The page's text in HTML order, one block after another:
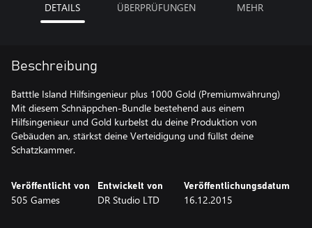
DETAILS ÜBERPRÜFUNGEN MEHR
Beschreibung
Batttle Island Hilfsingenieur plus 1000 Gold (Premiumwährung)
Mit diesem Schnäppchen-Bundle bestehend aus einem
Hilfsingenieur und Gold kurbelst du deine Produktion von
Gebäuden an, stärkst deine Verteidigung und füllst deine
Schatzkammer.
Veröffentlicht von
505 Games
Entwickelt von
DR Studio LTD
Veröffentlichungsdatum
16.12.2015